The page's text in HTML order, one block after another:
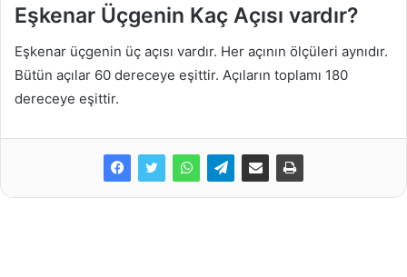
Eşkenar Üçgenin Kaç Açısı vardır?
Eşkenar üçgenin üç açısı vardır. Her açının ölçüleri aynıdır.
Bütün açılar 60 dereceye eşittir. Açıların toplamı 180
dereceye eşittir.